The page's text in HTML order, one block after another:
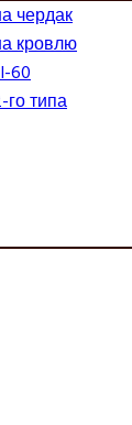
чердак
кровлю
60
типа